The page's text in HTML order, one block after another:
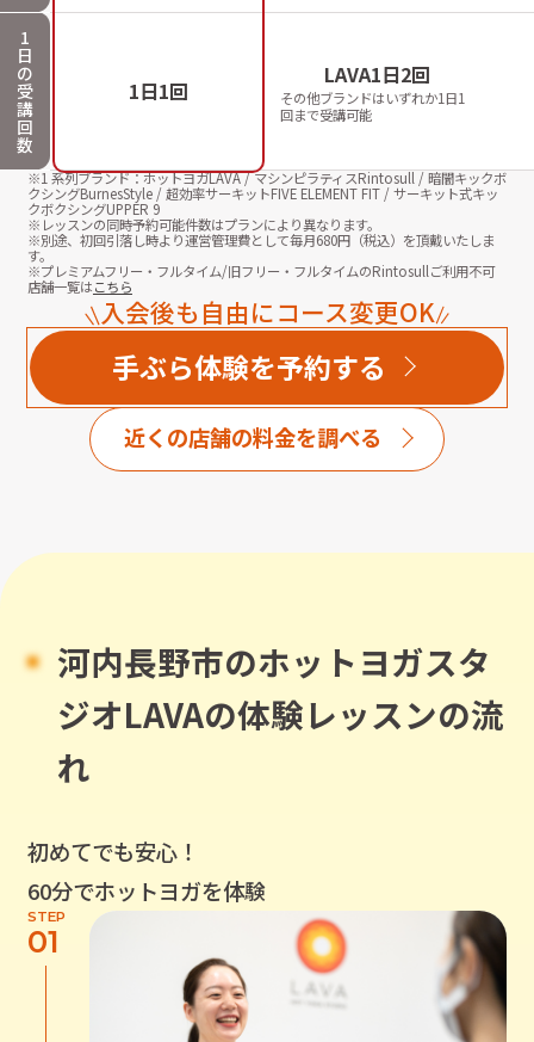
1
日
の
受
講
回
数
1日1回
LAVA1日2回
その他ブランドはいずれか1日1
回まで受講可能
※1 系列ブランド：ホットヨガLAVA / マシンピラティスRintosull / 暗闇キックボ
クシングBurnesStyle / 超効率サーキットFIVE ELEMENT FIT / サーキット式キッ
クボクシングUPPER 9
※レッスンの同時予約可能件数はプランにより異なります。
※別途、初回引落し時より運営管理費として毎月680円（税込）を頂戴いたしま
す。
※プレミアムフリー・フルタイム/旧フリー・フルタイムのRintosullご利用不可
店舗一覧はこちら
入会後も自由にコース変更OK
手ぶら体験を予約する
近くの店舗の料金を調べる
河内長野市のホットヨガスタ
ジオLAVAの体験レッスンの流
れ
初めてでも安心！
60分でホットヨガを体験
STEP
01